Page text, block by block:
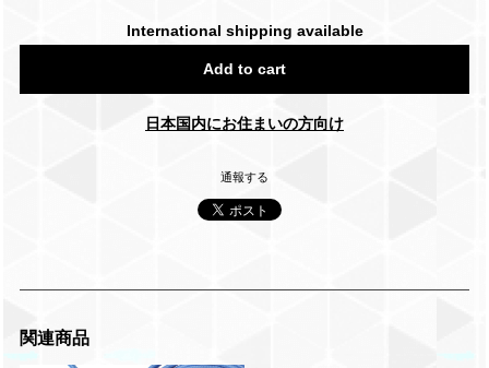
International shipping available
Add to cart
日本国内にお住まいの方向け
通報する
関連商品